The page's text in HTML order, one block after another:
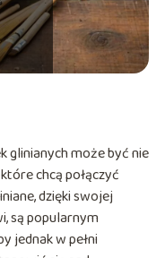
glinianych może być nie
chcą połączyć
dzięki swojej
są popularnym
jednak w pełni